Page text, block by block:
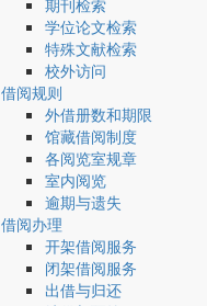
期刊检索
学位论文检索
特殊文献检索
校外访问
借阅规则
外借册数和期限
馆藏借阅制度
各阅览室规章
室内阅览
逾期与遗失
借阅办理
开架借阅服务
闭架借阅服务
出借与归还